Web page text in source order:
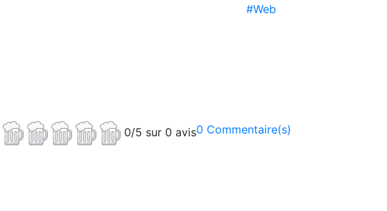
#Web
0 Commentaire(s)
0/5 sur 0 avis